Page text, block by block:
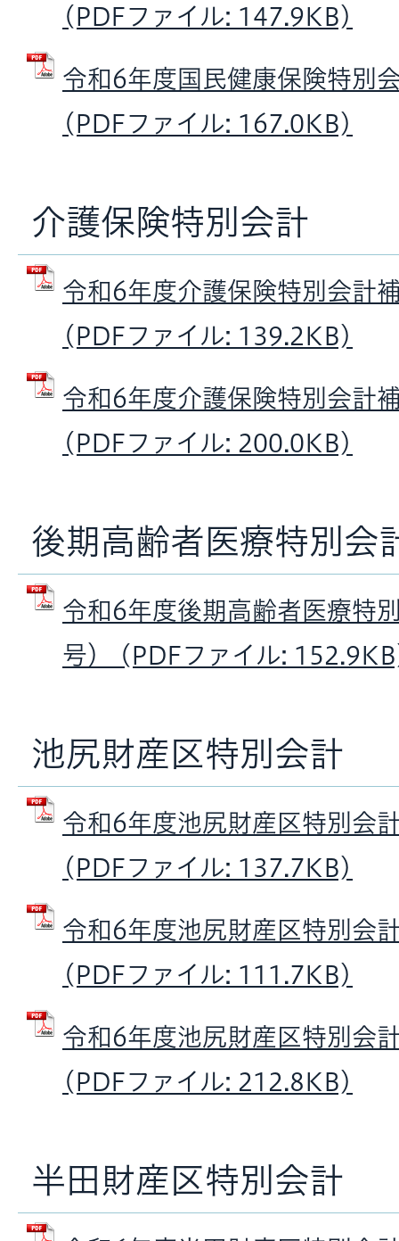
(PDFファイル: 147.9KB)
令和6年度国民健康保険特別
(PDFファイル: 167.0KB)
介護保険特別会計
令和6年度介護保険特別会計
(PDFファイル: 139.2KB)
令和6年度介護保険特別会計
(PDFファイル: 200.0KB)
後期高齢者医療特別会
令和6年度後期高齢者医療特
号） (PDFファイル:
池尻財産区特別会計
令和6年度池尻財産区特別会
(PDFファイル: 137.7KB)
令和6年度池尻財産区特別会
(PDFファイル: 111.7KB)
令和6年度池尻財産区特別会
(PDFファイル: 212.8KB)
半田財産区特別会計